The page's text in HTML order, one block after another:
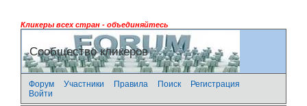
Кликеры всех стран - объединяйтесь
Сообщество кликеров
Форум Участники Правила Поиск
Регистрация
Войти